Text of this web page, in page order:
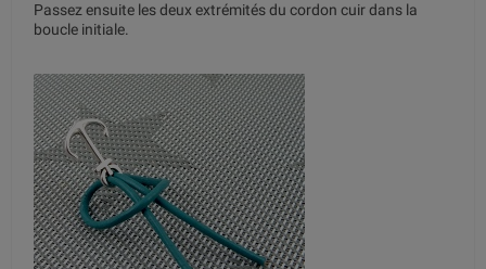
Passez ensuite les deux extrémités du cordon cuir dans la
boucle initiale.